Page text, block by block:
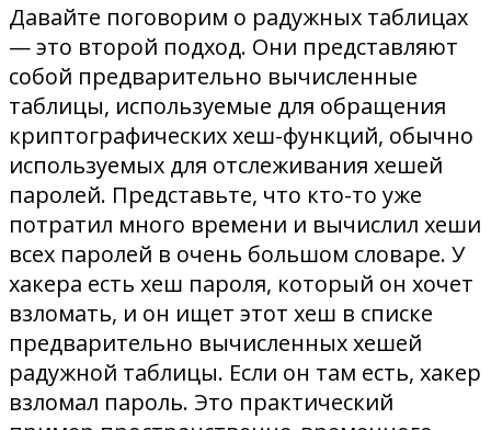
Давайте поговорим о радужных таблицах
— это второй подход. Они представляют
собой предварительно вычисленные
таблицы, используемые для обращения
криптографических хеш-функций, обычно
используемых для отслеживания хешей
паролей. Представьте, что кто-то уже
потратил много времени и вычислил хеши
всех паролей в очень большом словаре. У
хакера есть хеш пароля, который он хочет
взломать, и он ищет этот хеш в списке
предварительно вычисленных хешей
радужной таблицы. Если он там есть, хакер
взломал пароль. Это практический